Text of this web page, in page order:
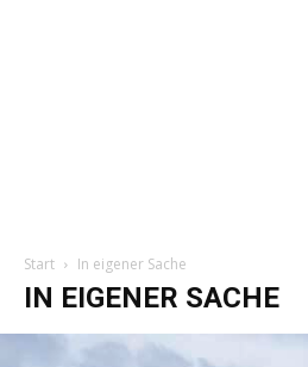
Start In eigener Sache
IN EIGENER SACHE